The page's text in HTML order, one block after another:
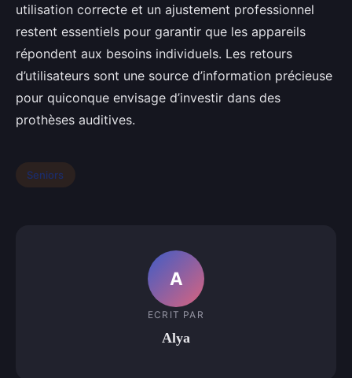
utilisation correcte et un ajustement professionnel
restent essentiels pour garantir que les appareils
répondent aux besoins individuels. Les retours
d’utilisateurs sont une source d’information précieuse
pour quiconque envisage d’investir dans des
prothèses auditives.
Seniors
A
ECRIT PAR
Alya